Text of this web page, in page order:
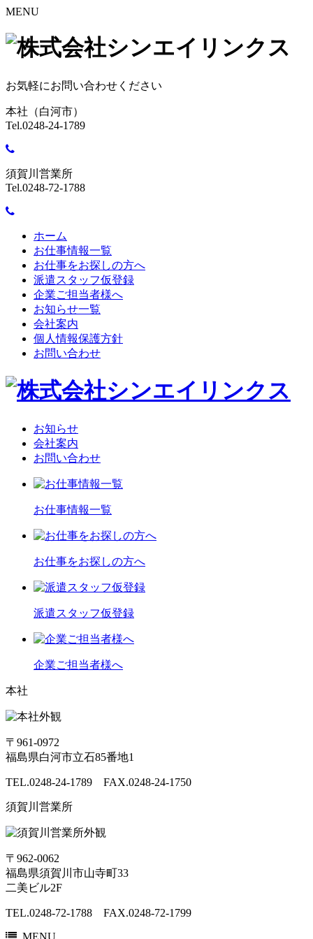
MENU
お気軽にお問い合わせください
本社（白河市）
Tel.0248-24-1789
須賀川営業所
Tel.0248-72-1788
ホーム
お仕事情報一覧
お仕事をお探しの方へ
派遣スタッフ仮登録
企業ご担当者様へ
お知らせ一覧
会社案内
個人情報保護方針
お問い合わせ
お知らせ
会社案内
お問い合わせ
お仕事情報一覧
お仕事をお探しの方へ
派遣スタッフ仮登録
企業ご担当者様へ
本社
〒961-0972
福島県白河市立石85番地1
TEL.0248-24-1789 FAX.0248-24-1750
須賀川営業所
〒962-0062
福島県須賀川市山寺町33
二美ビル2F
TEL.0248-72-1788 FAX.0248-72-1799
MENU